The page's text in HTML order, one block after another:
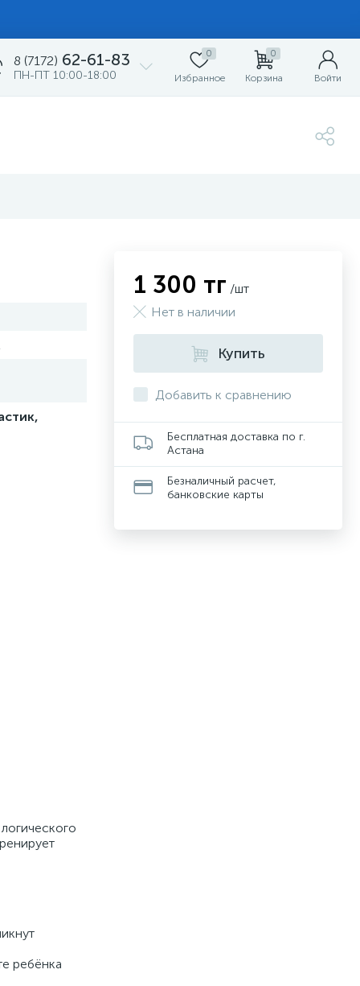
8 (7172) 62-61-83
ПН-ПТ 10:00-18:00
0
Избранное
0
Корзина Войти
ребёнка
1 300 тг /шт
Нет в наличии
Купить
Добавить к сравнению
Бесплатная доставка по г.
Астана
Безналичный расчет,
банковские карты